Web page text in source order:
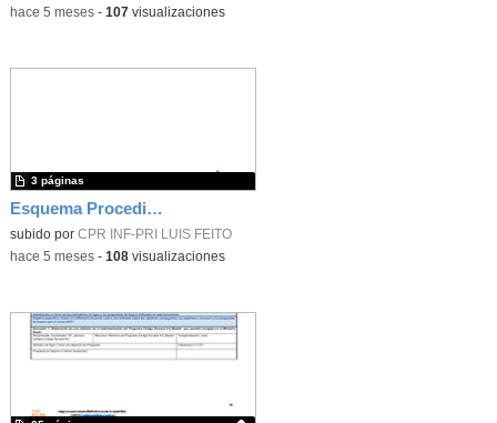
-hace 5 meses- 107visualizaciones
Esquema Procedimiento Ordinario
subido por CPR INF-PRI LUIS FEITO
3 páginas
-hace 5 meses- 108visualizaciones